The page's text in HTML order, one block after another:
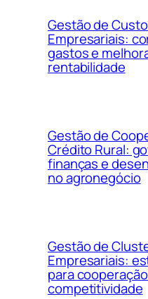
Gestão de
Empresariais:
gastos e
rentabilidade
Gestão de
Crédito Rural:
finanças e
no agronegócio
Gestão de
Empresariais:
para
competitividade